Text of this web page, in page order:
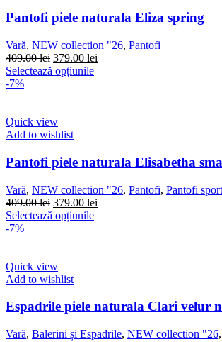
pot
alese
în
pagina
produsului.
Pantofi piele naturala Eliza spring
Vară, NEW collection "26, Pantofi
409.00lei Prețul
inițial
379.00 lei
Selectează opțiunileAcest
pot
fi
alese
în
pagina
produsului.
-7%
Quick view
Add to wishlist
Pantofi piele naturala Elisabetha
Vară, NEW collection "26, Pantofi, Pantofi sport
409.00lei Prețul
inițial
379.00 lei
Selectează opțiunileAcest
pot
alese
-7%
Quick view
Add to wishlist
Espadrile piele naturala Clari velur
Vară, Balerini și Espadrile, NEW collection "26,